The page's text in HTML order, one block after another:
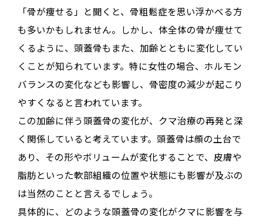
「骨が痩せる」と聞くと、骨粗鬆症を思い浮かべる方
も多いかもしれません。しかし、体全体の骨が痩せて
くるように、 頭蓋骨もまた、加齢とともに変化してい
く ことが知られています。特に女性の場合、ホルモン
バランスの変化なども影響し、骨密度の減少が起こり
やすくなると言われています。
この加齢に伴う頭蓋骨の変化が、クマ治療の再発と深
く関係していると考えています。頭蓋骨は顔の土台で
あり、その形やボリュームが変化することで、皮膚や
脂肪といった軟部組織の位置や状態にも影響が及ぶの
は当然のことと言えるでしょう。
具体的に、どのような頭蓋骨の変化がクマに影響を与